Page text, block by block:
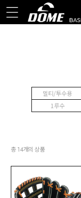
멀티/투수용
1루수
총14개의 상품